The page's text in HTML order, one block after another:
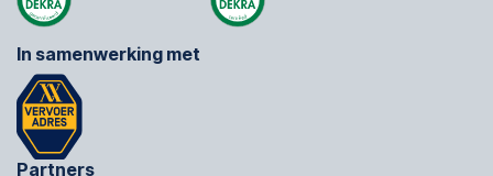
In samenwerking met
Partners